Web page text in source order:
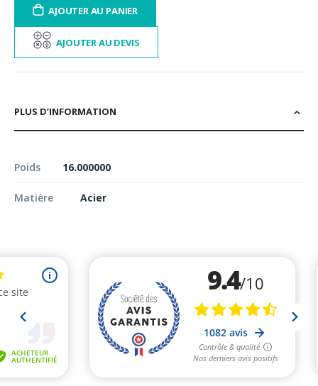
AJOUTER AU PANIER
AJOUTER AU DEVIS
PLUS D’INFORMATION
Poids 16.000000
Matière Acier